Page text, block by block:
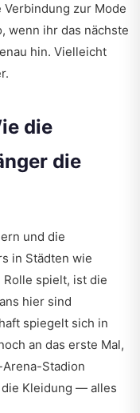
zur Mode
wenn ihr das nächste
hin. Vielleicht
die
die
und die
in Städten wie
spielt, ist die
hier sind
spiegelt sich in
an das erste Mal,
Stadion
die Kleidung — alles